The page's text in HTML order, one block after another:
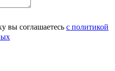
вы соглашаетесь с политикой